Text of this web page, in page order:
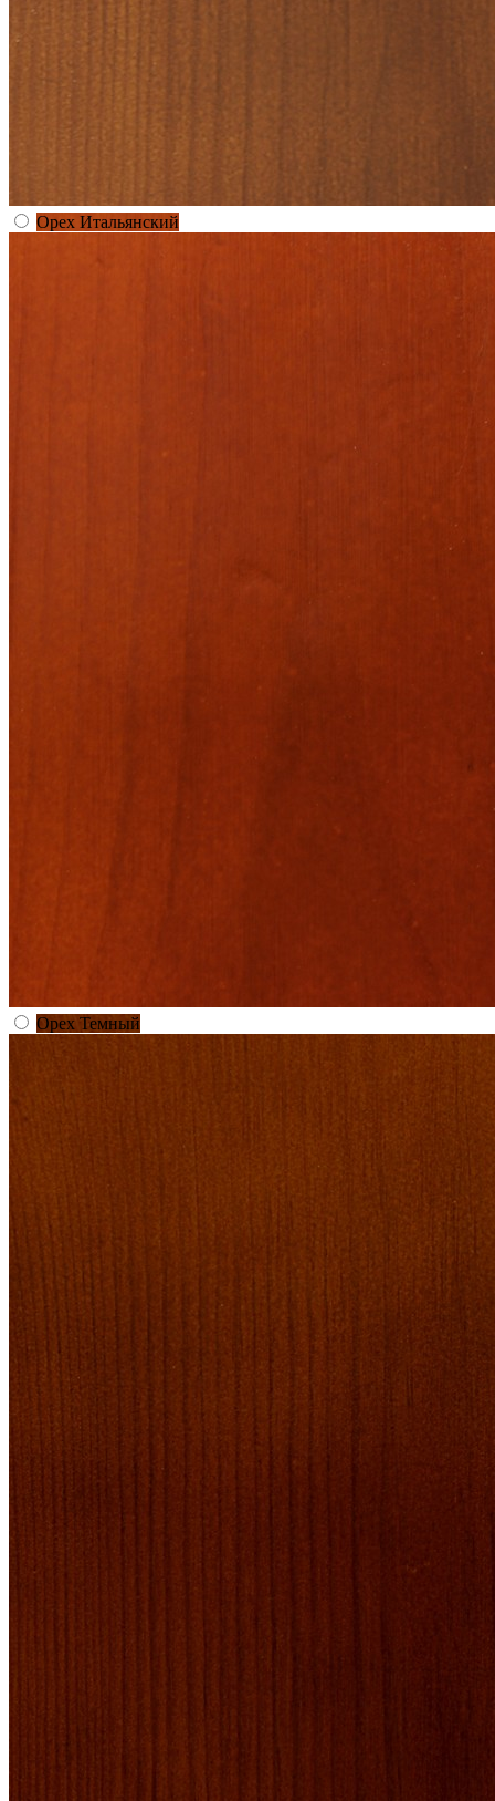
Орех Итальянский
Орех Темный